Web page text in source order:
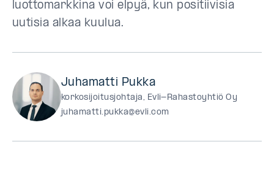
luottomarkkina voi elpyä, kun positiivisia
uutisia alkaa kuulua.
Juhamatti Pukka
korkosijoitusjohtaja, Evli-Rahastoyhtiö Oy
juhamatti.pukka@evli.com